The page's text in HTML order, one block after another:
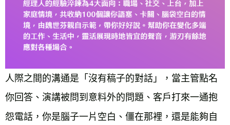
人際之間的溝通是「沒有稿子的對話」，當主管點名
你回答、演講被問到意料外的問題、客戶打來一通抱
怨電話，你是腦子一片空白、僵在那裡，還是能夠自